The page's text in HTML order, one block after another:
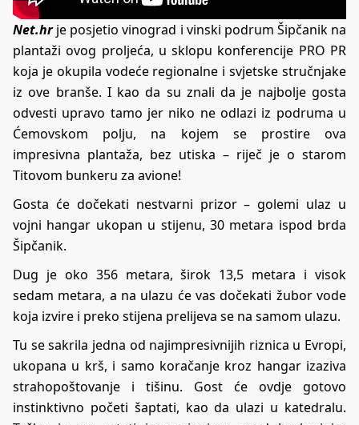
Net.hrje posjetio vinograd i vinski podrum Šipčanik na
plantaži ovog proljeća, u sklopu konferencije PRO PR
koja je okupila vodeće regionalne i svjetske stručnjake
iz ove branše. I kao da su znali da je najbolje gosta
odvesti upravo tamo jer niko ne odlazi iz podruma u
Ćemovskom polju, na kojem se prostire ova
impresivna plantaža, bez utiska – riječ je o starom
Titovom bunkeru za avione!
Gosta će dočekati nestvarni prizor – golemi ulaz u
vojni hangar ukopan u stijenu, 30 metara ispod brda
Šipčanik.
Dug je oko 356 metara, širok 13,5 metara i visok
sedam metara, a na ulazu će vas dočekati žubor vode
koja izvire i preko stijena prelijeva se na samom ulazu.
Tu se sakrila jedna od najimpresivnijih riznica u Evropi,
ukopana u krš, i samo koračanje kroz hangar izaziva
strahopoštovanje i tišinu. Gost će ovdje gotovo
instinktivno početi šaptati, kao da ulazi u katedralu.